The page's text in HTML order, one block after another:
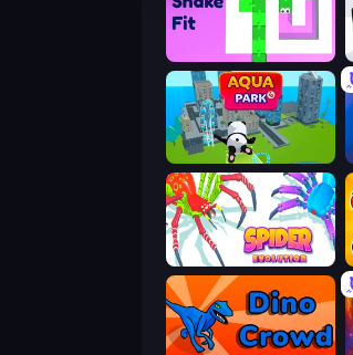
Snake Fit
Aquapark.io
Spider Evolution: Runner Game